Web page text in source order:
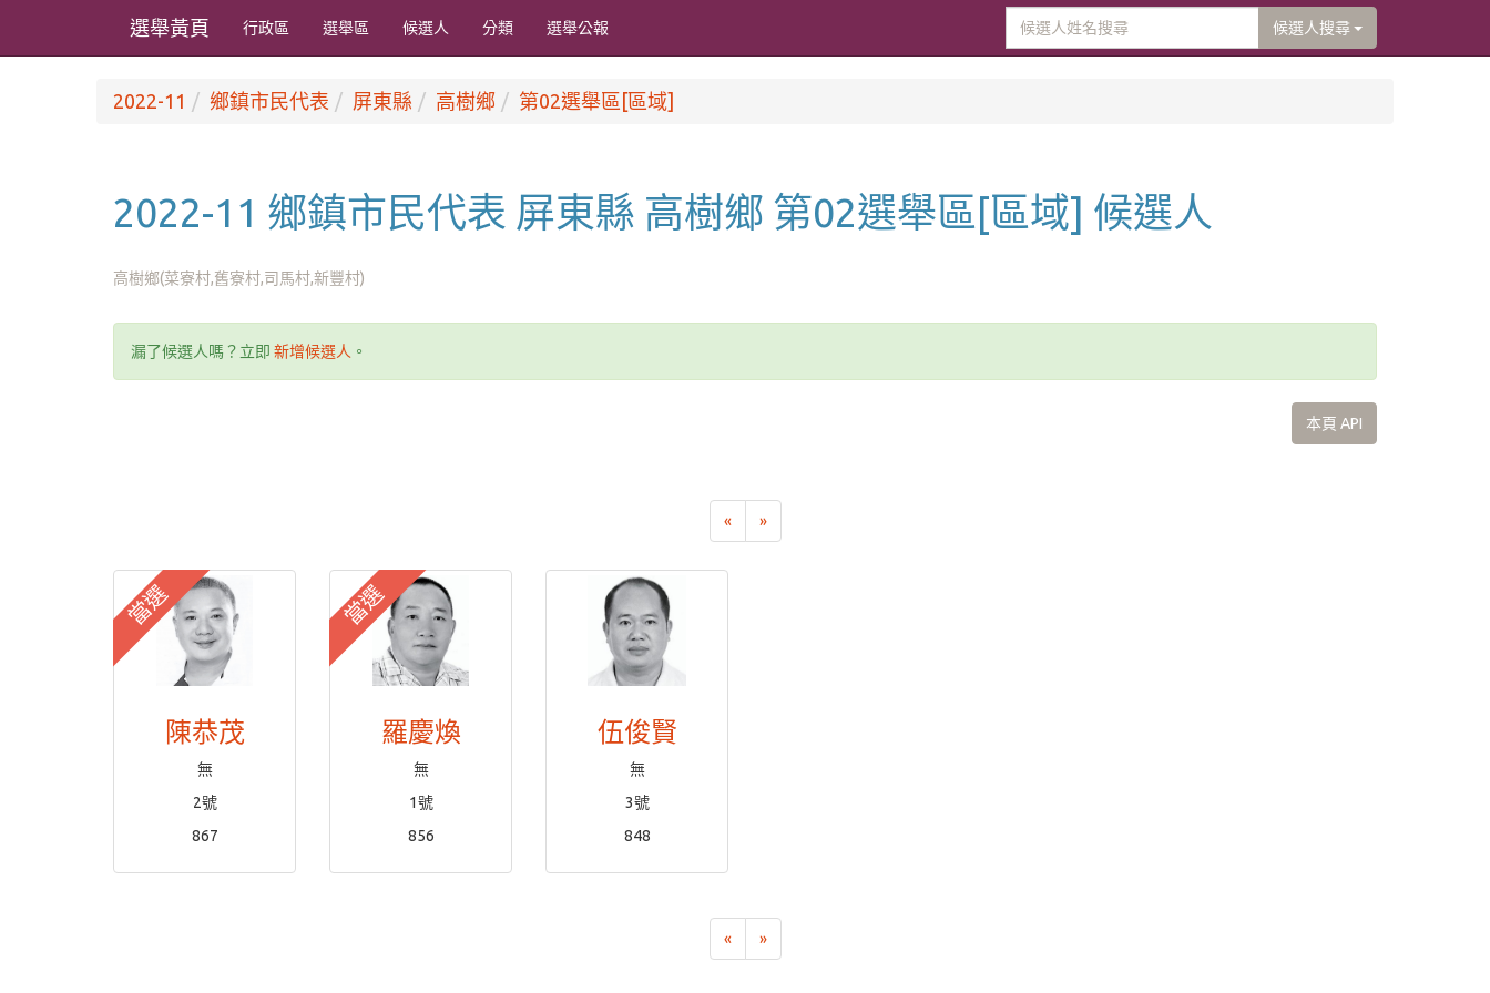
選舉黃頁 行政區 選舉區 候選人 分類 選舉公報 候選人搜尋
2022-11 鄉鎮市民代表 屏東縣 高樹鄉 第02選舉區[區域]
2022-11 鄉鎮市民代表 屏東縣 高樹鄉 第02選舉區[區域] 候選人
高樹鄉(菜寮村,舊寮村,司馬村,新豐村)
漏了候選人嗎？立即 新增候選人 。
本頁 API
« »
當選
陳恭茂
無
2號
867
當選
羅慶煥
無
1號
856
伍俊賢
無
3號
848
« »